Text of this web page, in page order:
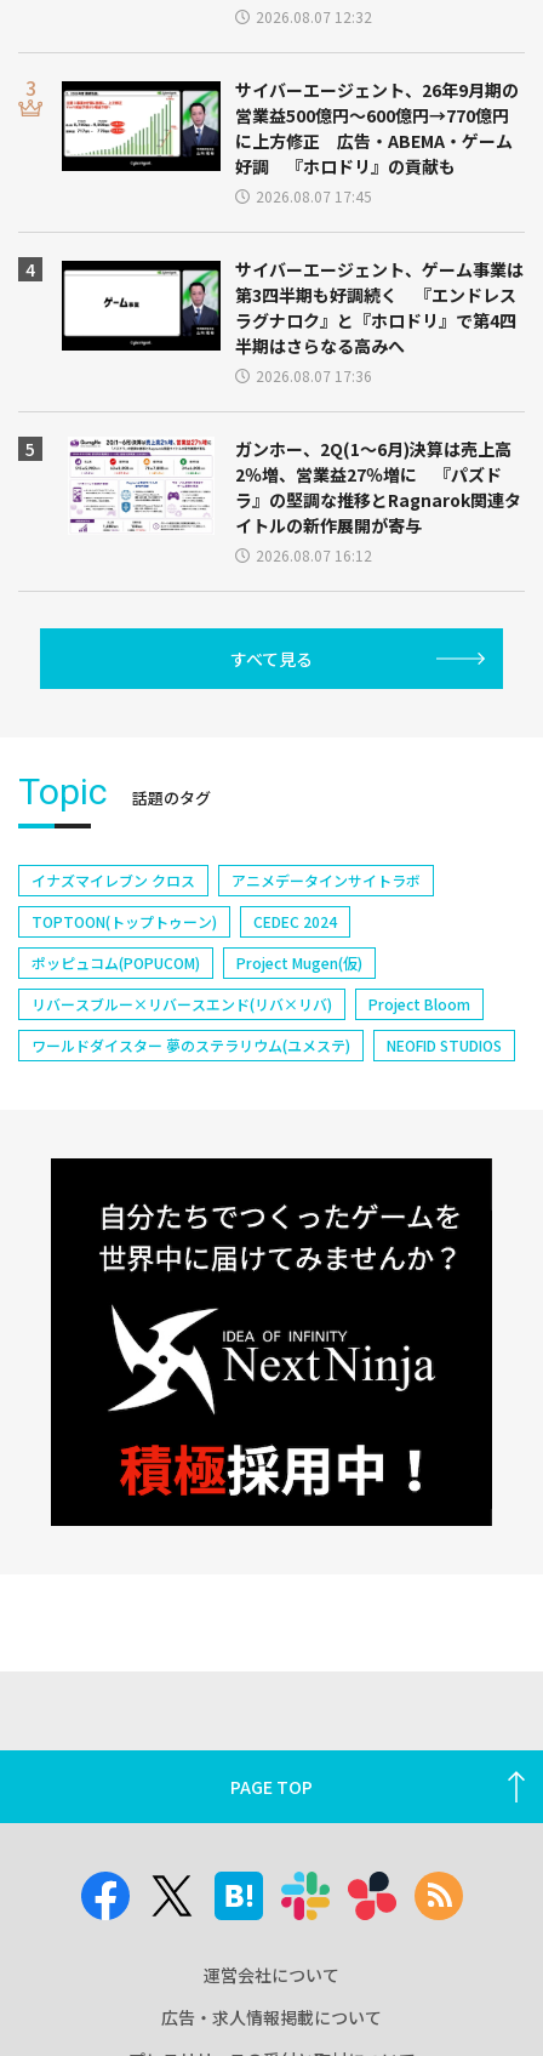
2026.08.07 12:32
サイバーエージェント、26年9月期の
営業益500億円～600億円→770億円
に上方修正 広告・ABEMA・ゲーム
好調 『ホロドリ』の貢献も
2026.08.07 17:45
サイバーエージェント、ゲーム事業は
第3四半期も好調続く 『エンドレス
ラグナロク』と『ホロドリ』で第4四
半期はさらなる高みへ
2026.08.07 17:36
ガンホー、2Q(1～6月)決算は売上高
2％増、営業益27％増に 『パズド
ラ』の堅調な推移とRagnarok関連タ
イトルの新作展開が寄与
2026.08.07 16:12
すべて見る
Topic 話題のタグ
イナズマイレブン クロス
アニメデータインサイトラボ
TOPTOON(トップトゥーン)
CEDEC 2024
ポッピュコム(POPUCOM)
Project Mugen(仮)
リバースブルー×リバースエンド(リバ×リバ)
Project Bloom
ワールドダイスター 夢のステラリウム(ユメステ)
NEOFID STUDIOS
PAGE TOP
運営会社について
広告・求人情報掲載について